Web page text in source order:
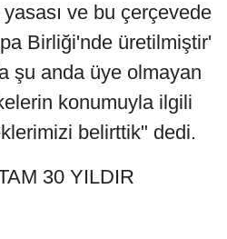
yasası ve bu çerçevede
Birliği'nde üretilmiştir'
şu anda üye olmayan
konumuyla ilgili
belirttik" dedi.
30 YILDIR